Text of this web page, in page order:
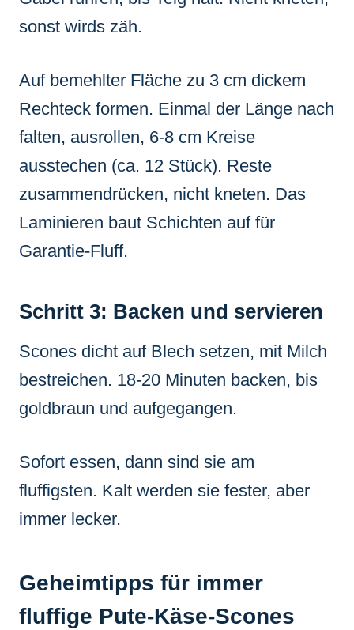
sonst wirds zäh.
Auf bemehlter Fläche zu 3 cm dickem
Rechteck formen. Einmal der Länge nach
falten, ausrollen, 6-8 cm Kreise
ausstechen (ca. 12 Stück). Reste
zusammendrücken, nicht kneten. Das
Laminieren baut Schichten auf für
Garantie-Fluff.
Schritt 3: Backen und servieren
Scones dicht auf Blech setzen, mit Milch
bestreichen. 18-20 Minuten backen, bis
goldbraun und aufgegangen.
Sofort essen, dann sind sie am
fluffigsten. Kalt werden sie fester, aber
immer lecker.
Geheimtipps für immer
fluffige Pute-Käse-Scones